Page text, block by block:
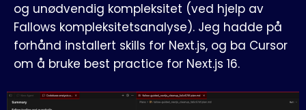
og unødvendig kompleksitet (ved hjelp av
Fallows kompleksitetsanalyse). Jeg hadde på
forhånd installert skills for Next.js, og ba Cursor
om å bruke best practice for Next.js 16.